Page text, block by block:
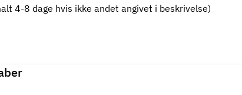
4-8 dage hvis ikke andet angivet i beskrivelse)